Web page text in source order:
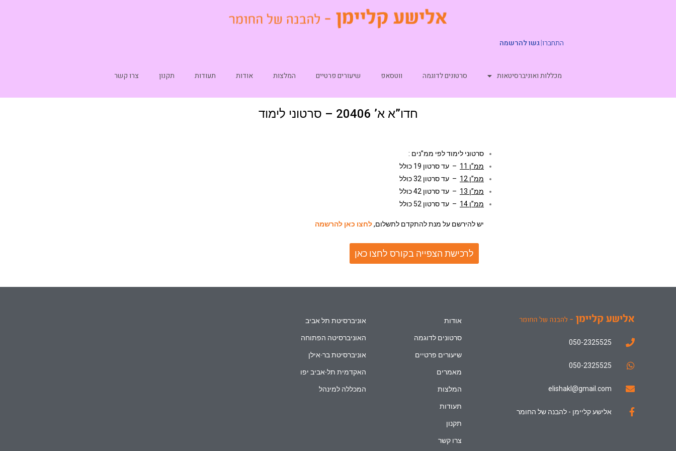
התחברו|גשו להרשמה
מכללות ואוניברסיטאות סרטונים לדוגמה ווטסאפ שיעורים פרטיים המלצות אודות תעודות תקנון צרו קשר
חדו”א א’ 20406 – סרטוני לימוד
סרטוני לימוד לפי ממ”נים :
ממ”ן 11
– עד סרטון 19 כולל
ממ”ן 12
– עד סרטון 32 כולל
ממ”ן 13
– עד סרטון 42 כולל
ממ”ן 14
– עד סרטון 52 כולל
יש להירשם על מנת להתקדם לתשלום,לחצו כאן להרשמה
לרכישת הצפייה בקורס לחצו כאן
050-2325525
050-2325525
elishakl@gmail.com
אלישע קליימן - להבנה של החומר
אודות
סרטונים לדוגמה
שיעורים פרטיים
מאמרים
המלצות
תעודות
תקנון
צרו קשר
אוניברסיטת תל אביב
האוניברסיטה הפתוחה
אוניברסיטת בר-אילן
האקדמית תל-אביב יפו
המכללה למינהל